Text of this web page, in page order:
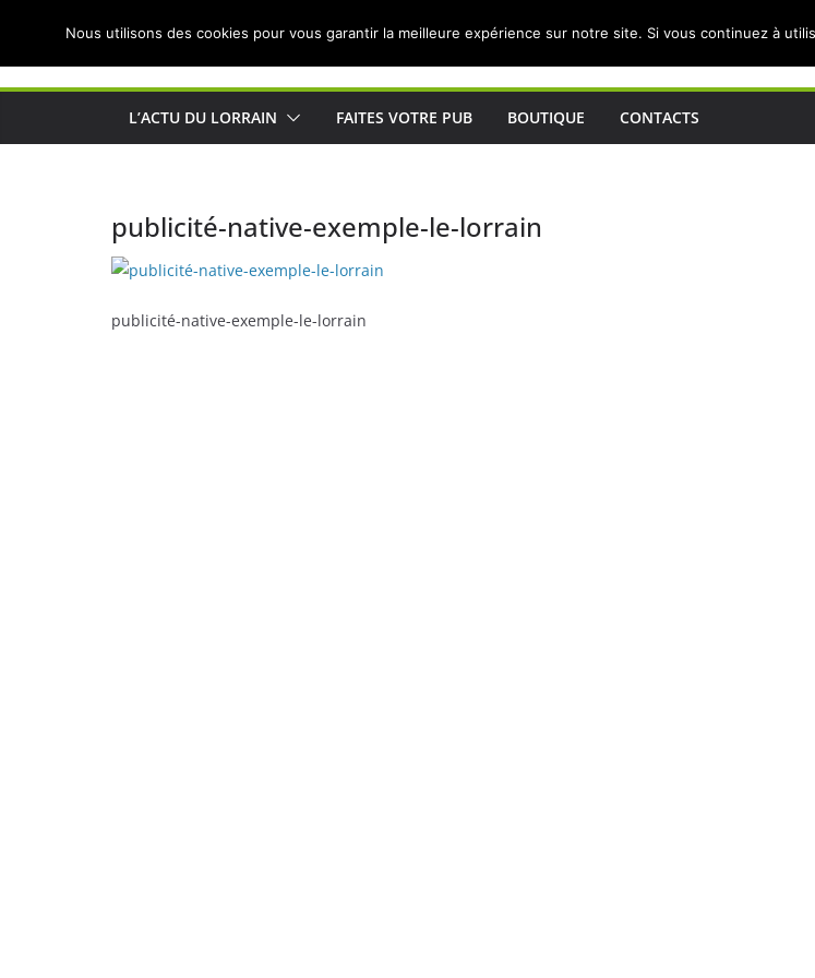
Actualités de Lorraine pour les Lorrains
L’ACTU DU LORRAIN FAITES VOTRE PUB BOUTIQUE CONTACTS
publicité-native-exemple-le-lorrain
publicité-native-exemple-le-lorrain
Nous utilisons des cookies pour vous garantir la meilleure expérience sur notre site. Si vous continuez à